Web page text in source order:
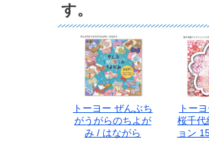
す。
トーヨー ぜんぶち
がうがらのちよが
み / はながら
トー
桜千代
ョン